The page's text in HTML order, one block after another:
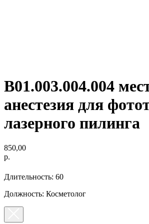
В01.003.004.004
анестезия для
лазерного пилинга
850,00
р.
Длительность: 60
Должность: Косметолог